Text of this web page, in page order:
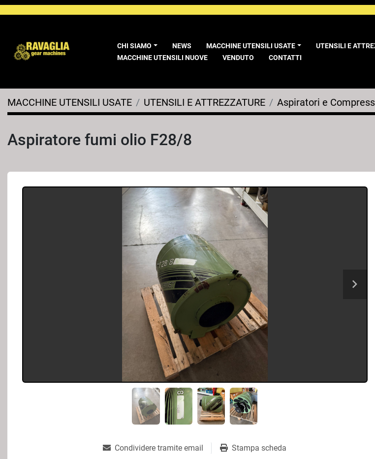
CHI SIAMO MACCHINE UTENSILI USATE UTENSILI E
NEWS
MACCHINE UTENSILI NUOVE
VENDUTO CONTATTI
MACCHINE UTENSILI USATE UTENSILI E ATTREZZATURE Aspiratori e
Aspiratore fumi olio F28/8
Condividere tramite email Stampa scheda